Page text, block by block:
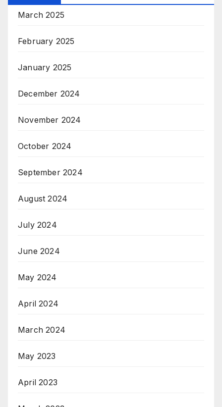
March 2025
February 2025
January 2025
December 2024
November 2024
October 2024
September 2024
August 2024
July 2024
June 2024
May 2024
April 2024
March 2024
May 2023
April 2023